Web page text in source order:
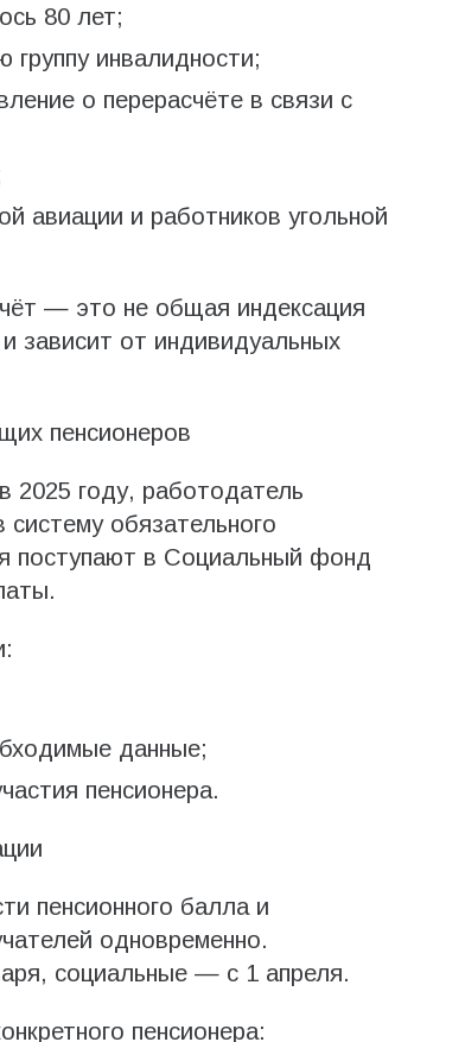
80 лет;
группу инвалидности;
о перерасчёте в связи с
авиации и работников угольной
— это не общая индексация
зависит от индивидуальных
пенсионеров
2025 году, работодатель
обязательного
поступают в Социальный фонд
данные;
пенсионера.
пенсионного балла и
одновременно.
социальные — с 1 апреля.
пенсионера: